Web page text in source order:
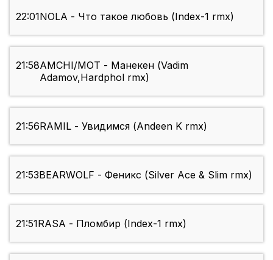
22:01NOLA - Что такое любовь (Index-1 rmx)
21:58AMCHI/МОТ - Манекен (Vadim
Adamov,Hardphol rmx)
21:56RAMIL - Увидимся (Andeen K rmx)
21:53BEARWOLF - Феникс (Silver Ace & Slim rmx)
21:51RASA - Пломбир (Index-1 rmx)